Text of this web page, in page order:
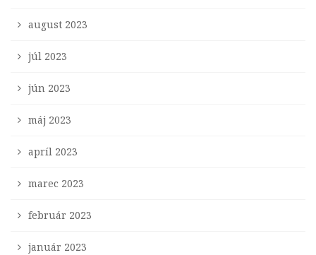
august 2023
júl 2023
jún 2023
máj 2023
apríl 2023
marec 2023
február 2023
január 2023